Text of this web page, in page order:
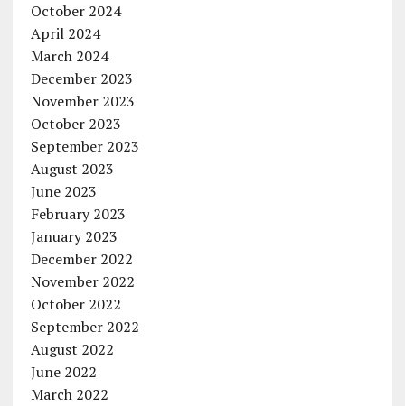
October 2024
April 2024
March 2024
December 2023
November 2023
October 2023
September 2023
August 2023
June 2023
February 2023
January 2023
December 2022
November 2022
October 2022
September 2022
August 2022
June 2022
March 2022